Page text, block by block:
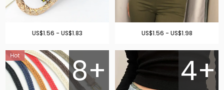
US$1.56 - US$1.83 US$1.56 - US$1.98
8+ 4+